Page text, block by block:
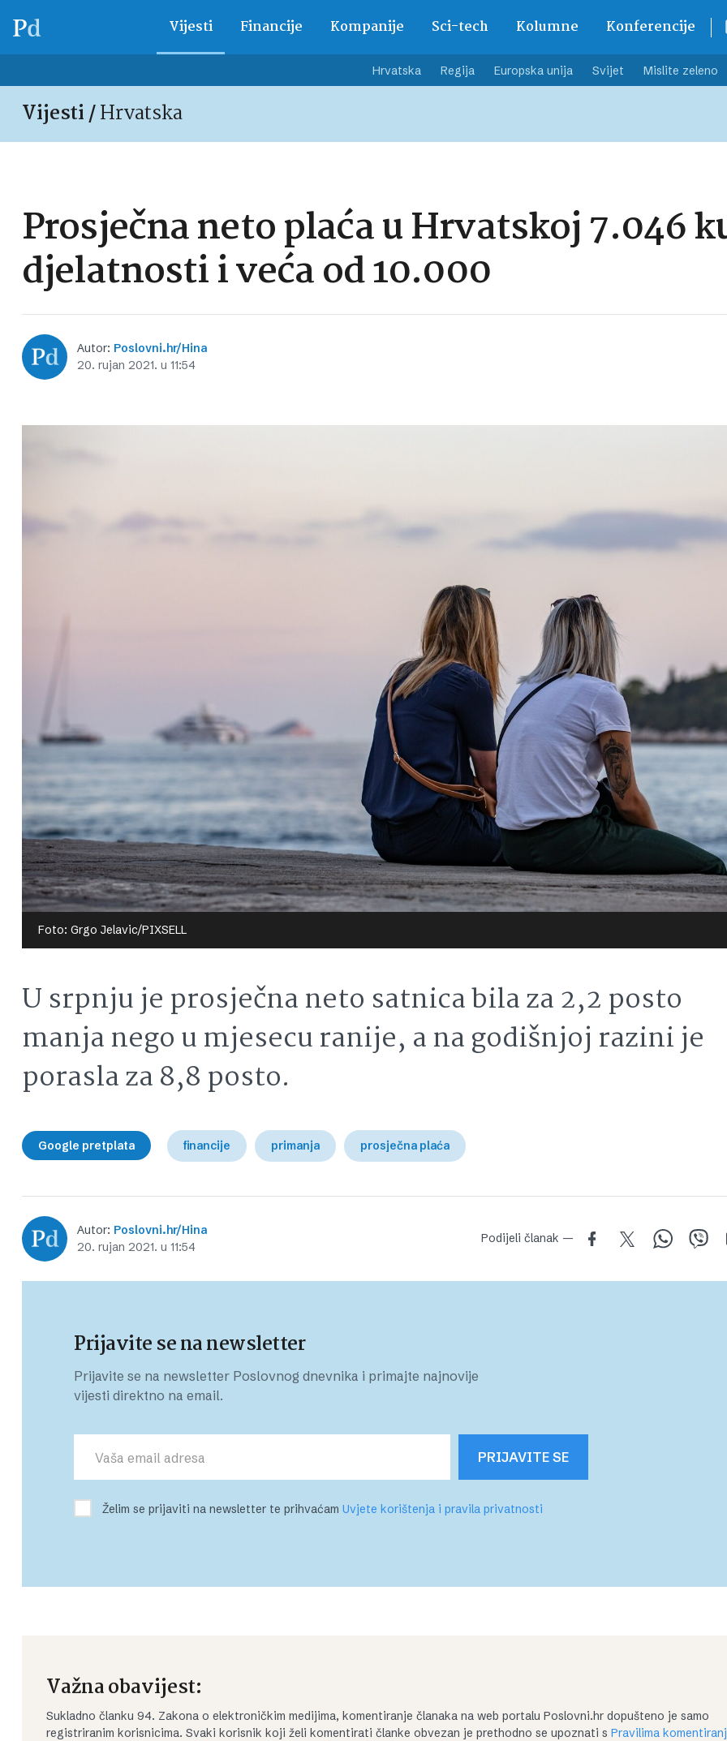
Vijesti Financije Kompanije Sci-tech Kolumne Konferencije
Hrvatska Regija Europska unija Svijet Mislite zeleno
Vijesti /Hrvatska
Prosječna neto plaća u Hrvatskoj 7.046
djelatnosti i veća od 10.000
Autor: Poslovni.hr/Hina
20. rujan 2021. u 11:54
Foto: Grgo Jelavic/PIXSELL
U srpnju je prosječna neto satnica bila za 2,2 posto
manja nego u mjesecu ranije, a na godišnjoj razini je
porasla za 8,8 posto.
Google pretplata financije primanja prosječna plaća
Autor: Poslovni.hr/Hina
20. rujan 2021. u 11:54
Podijeli članak —
Prijavite se na newsletter
Prijavite se na newsletter Poslovnog dnevnika i primajte najnovije
vijesti direktno na email.
PRIJAVITE SE
Želim se prijaviti na newsletter te prihvaćam Uvjete korištenja i pravila privatnosti
Važna obavijest:
Sukladno članku 94. Zakona o elektroničkim medijima, komentiranje članaka na web portalu Poslovni.hr dopušteno je samo
registriranim korisnicima. Svaki korisnik koji želi komentirati članke obvezan je prethodno se upoznati s Pravilima